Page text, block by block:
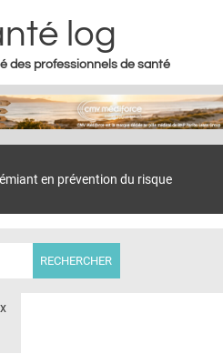
navigation
log
des professionnels de santé
en prévention du risque